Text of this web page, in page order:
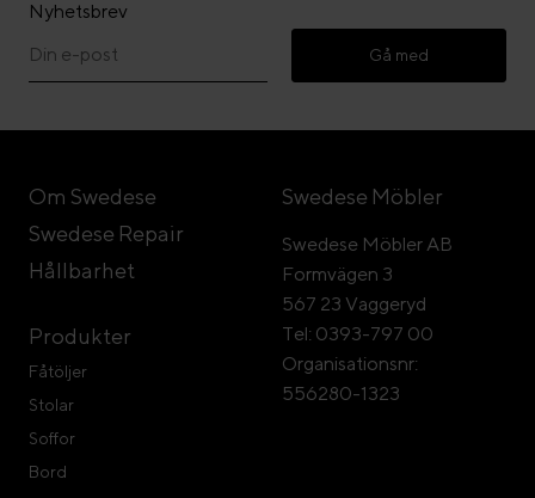
Nyhetsbrev
Gå med
Om Swedese
Swedese Repair
Hållbarhet
Produkter
Fåtöljer
Stolar
Soffor
Bord
Swedese Möbler
Swedese Möbler AB
Formvägen 3
567 23 Vaggeryd
Tel: 0393-797 00
Organisationsnr:
556280-1323